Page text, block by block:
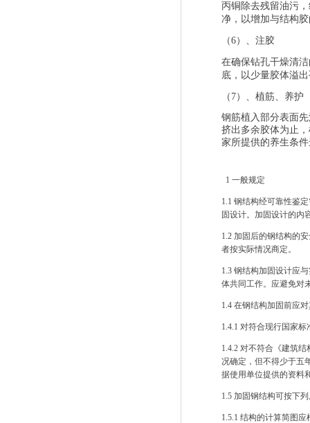
丙铜除去残留油污
净，以增加与结构
（6）、注胶
在确保钻孔干燥清
底，以少量胶体溢
（ 7）、植筋、养护
钢筋植入部分表面
挤出多余胶体为止
家所提供的养生条
1 一般规定
1.1 钢结构经可靠性鉴
固设计。加固设计的内
1.2 加固后的钢结构的
者按实际情况商定。
1.3 钢结构加固设计应
体共同工作。应避免对
1.4 在钢结构加固前应
1.4.1 对符合现行国家标
1.4.2 对不符合《建筑
况确定，但不得少于五
据使用单位提供的资料
1.5 加固钢结构可按下
1.5.1 结构的计算简图应